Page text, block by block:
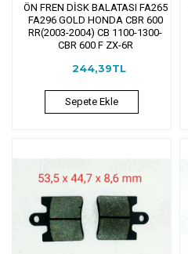
ÖN FREN DİSK BALATASI FA265
FA296 GOLD HONDA CBR 600
RR(2003-2004) CB 1100-1300-
CBR 600 F ZX-6R
244,39TL
Sepete Ekle